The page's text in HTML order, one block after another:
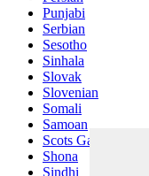
Punjabi
Serbian
Sesotho
Sinhala
Slovak
Slovenian
Somali
Samoan
Scots Gaelic
Shona
Sindhi